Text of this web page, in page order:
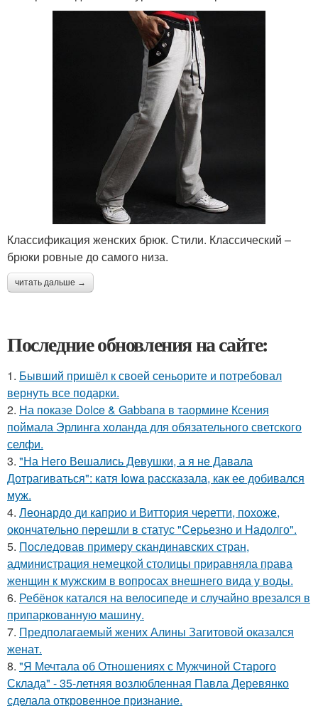
Классификация женских брюк. Стили. Классический –
брюки ровные до самого низа.
читать дальше →
Последние обновления на сайте:
1. Бывший пришёл к своей сеньорите и потребовал
вернуть все подарки.
2. На показе Dolce & Gabbana в таормине Ксения
поймала Эрлинга холанда для обязательного светского
селфи.
3. "На Него Вешались Девушки, а я не Давала
Дотрагиваться": катя Iowa рассказала, как ее добивался
муж.
4. Леонардо ди каприо и Виттория черетти, похоже,
окончательно перешли в статус "Серьезно и Надолго".
5. Последовав примеру скандинавских стран,
администрация немецкой столицы приравняла права
женщин к мужским в вопросах внешнего вида у воды.
6. Ребёнок катался на велосипеде и случайно врезался в
припаркованную машину.
7. Предполагаемый жених Алины Загитовой оказался
женат.
8. "Я Мечтала об Отношениях с Мужчиной Старого
Склада" - 35-летняя возлюбленная Павла Деревянко
сделала откровенное признание.